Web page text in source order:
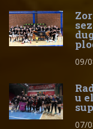
09/
u
07/